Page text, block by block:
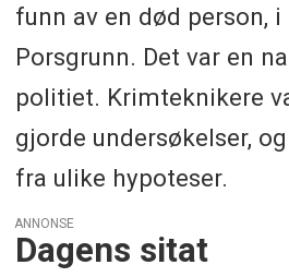
funn av en død person,
Porsgrunn. Det var en
politiet. Krimteknikere
gjorde undersøkelser,
fra ulike hypoteser.
ANNONSE
Dagens sitat